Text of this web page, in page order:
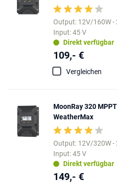
Output: 12V/160W -
Input: 45 V
Direkt verfügbar
109,- €
Vergleichen
MoonRay 320
WeatherMax
Output: 12V/320W -
Input: 45 V
Direkt verfügbar
149,- €